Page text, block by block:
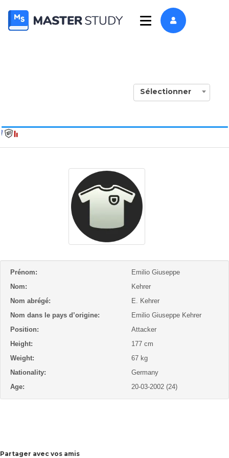
Sélectionner
Prénom:
Emilio Giuseppe
Nom:
Kehrer
Nom abrégé:
E. Kehrer
Nom dans le pays d’origine:
Emilio Giuseppe Kehrer
Position:
Attacker
Height:
177 cm
Weight:
67 kg
Nationality:
Germany
Age:
20-03-2002 (24)
Partager avec vos amis